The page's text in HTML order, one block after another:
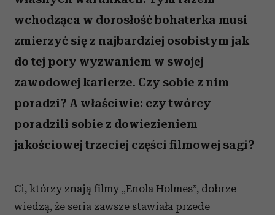
wchodząca w dorosłość bohaterka musi
zmierzyć się z najbardziej osobistym jak
do tej pory wyzwaniem w swojej
zawodowej karierze. Czy sobie z nim
poradzi? A właściwie: czy twórcy
poradzili sobie z dowiezieniem
jakościowej trzeciej części filmowej sagi?
Ci, którzy znają filmy „Enola Holmes”, dobrze
wiedzą, że seria zawsze stawiała przede